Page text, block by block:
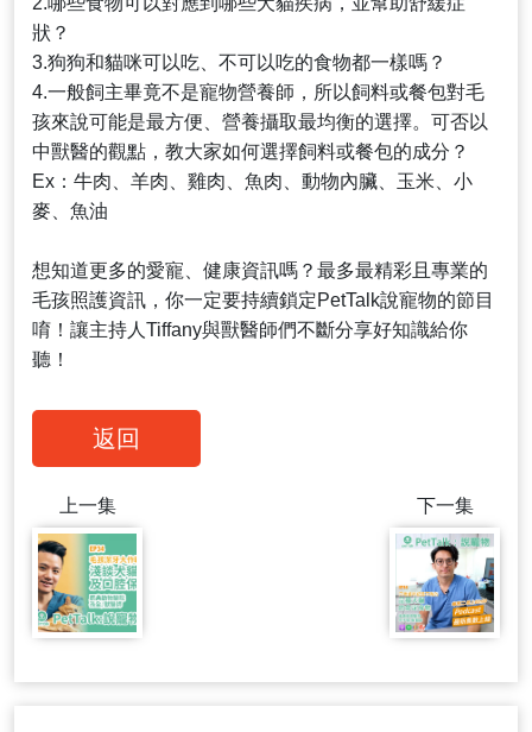
狀？
3.狗狗和貓咪可以吃、不可以吃的食物都一樣嗎？
4.一般飼主畢竟不是寵物營養師，所以飼料或餐包對毛
孩來說可能是最方便、營養攝取最均衡的選擇。可否以
中獸醫的觀點，教大家如何選擇飼料或餐包的成分？
Ex：牛肉、羊肉、雞肉、魚肉、動物內臟、玉米、小
麥、魚油
想知道更多的愛寵、健康資訊嗎？最多最精彩且專業的
毛孩照護資訊，你一定要持續鎖定PetTalk說寵物的節目
唷！讓主持人Tiffany與獸醫師們不斷分享好知識給你
聽！
返回
上一集 下一集